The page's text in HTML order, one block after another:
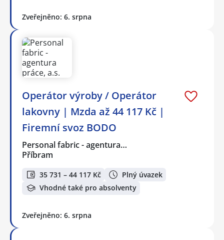
Zveřejněno: 6. srpna
Operátor výroby / Operátor
lakovny | Mzda až 44 117 Kč |
Firemní svoz BODO
Personal fabric - agentura…
Příbram
35 731 – 44 117 Kč
Plný úvazek
Vhodné také pro absolventy
Zveřejněno: 6. srpna